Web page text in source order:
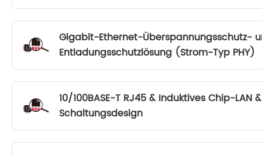
Gigabit-Ethernet-Überspannungsschutz-
Entladungsschutzlösung (Strom-Typ PHY)
10/100BASE-T RJ45 & Induktives Chip-LAN
Schaltungsdesign